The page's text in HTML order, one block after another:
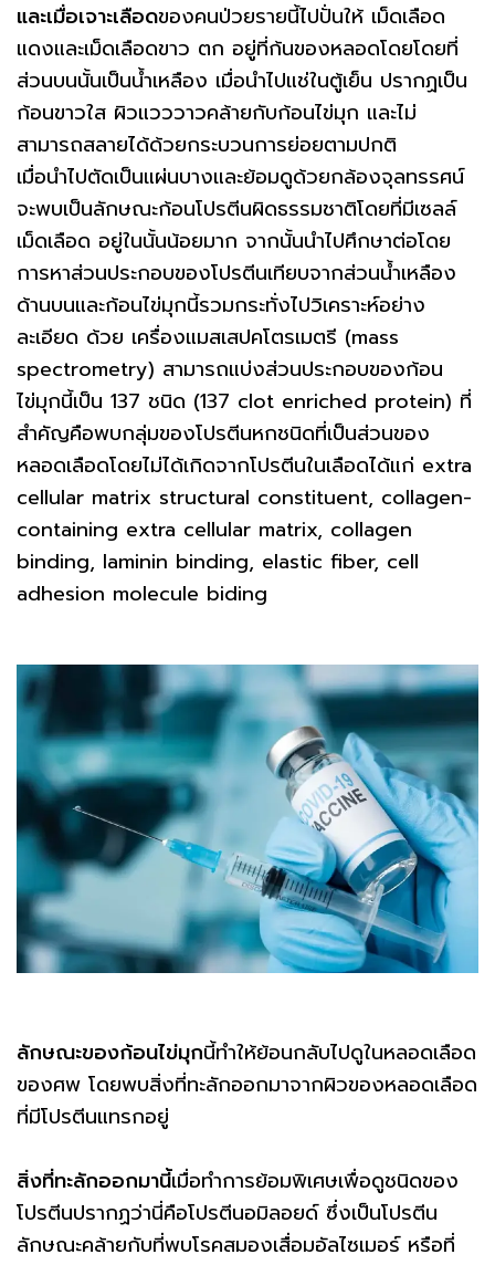
และเมื่อเจาะเลือดของคนป่วยรายนี้ไปปั่นให้ เม็ดเลือด
แดงและเม็ดเลือดขาว ตก อยู่ที่ก้นของหลอดโดยโดยที่
ส่วนบนนั้นเป็นน้ำเหลือง เมื่อนำไปแช่ในตู้เย็น ปรากฏเป็น
ก้อนขาวใส ผิวแวววาวคล้ายกับก้อนไข่มุก และไม่
สามารถสลายได้ด้วยกระบวนการย่อยตามปกติ
เมื่อนำไปตัดเป็นแผ่นบางและย้อมดูด้วยกล้องจุลทรรศน์
จะพบเป็นลักษณะก้อนโปรตีนผิดธรรมชาติโดยที่มีเซลล์
เม็ดเลือด อยู่ในนั้นน้อยมาก จากนั้นนำไปศึกษาต่อโดย
การหาส่วนประกอบของโปรตีนเทียบจากส่วนน้ำเหลือง
ด้านบนและก้อนไข่มุกนี้รวมกระทั่งไปวิเคราะห์อย่าง
ละเอียด ด้วย เครื่องแมสเสปคโตรเมตรี (mass
spectrometry) สามารถแบ่งส่วนประกอบของก้อน
ไข่มุกนี้เป็น 137 ชนิด (137 clot enriched protein) ที่
สำคัญคือพบกลุ่มของโปรตีนหกชนิดที่เป็นส่วนของ
หลอดเลือดโดยไม่ได้เกิดจากโปรตีนในเลือดได้แก่ extra
cellular matrix structural constituent, collagen-
containing extra cellular matrix, collagen
binding, laminin binding, elastic fiber, cell
adhesion molecule biding
ลักษณะของก้อนไข่มุกนี้ทำให้ย้อนกลับไปดูในหลอดเลือด
ของศพ โดยพบสิ่งที่ทะลักออกมาจากผิวของหลอดเลือด
ที่มีโปรตีนแทรกอยู่
สิ่งที่ทะลักออกมานี้เมื่อทำการย้อมพิเศษเพื่อดูชนิดของ
โปรตีนปรากฏว่านี่คือโปรตีนอมิลอยด์ ซึ่งเป็นโปรตีน
ลักษณะคล้ายกับที่พบโรคสมองเสื่อมอัลไซเมอร์ หรือที่